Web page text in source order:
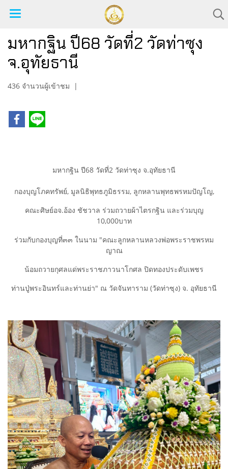
มหากฐิน ปี68 วัดที่2 วัดท่าซุง
จ.อุทัยธานี
436 จำนวนผู้เข้าชม |
มหากฐิน ปี68 วัดที่2 วัดท่าซุง จ.อุทัยธานี
กองบุญโภคทรัพย์, มูลนิธิพุทธภูมิธรรม, ลูกหลานพุทธพรหมปัญโญ,
คณะศิษย์อจ.อ้อง ชัชวาล ร่วมถวายผ้าไตรกฐิน และร่วมบุญ
10,000บาท
ร่วมกับกองบุญที่๓๓ ในนาม "คณะลูกหลานหลวงพ่อพระราชพรหม
ญาณ
น้อมถวายกุศลแด่พระราชภาวนาโกศล ปิดทองประดับเพชร
ท่านปู่พระอินทร์และท่านย่า" ณ วัดจันทาราม (วัดท่าซุง) จ. อุทัยธานี